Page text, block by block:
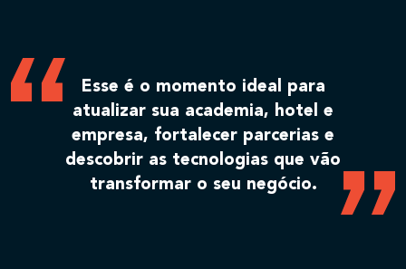
Esse é o momento ideal para
atualizar sua academia, hotel e
empresa, fortalecer parcerias e
descobrir as tecnologias que vão
transformar o seu negócio.